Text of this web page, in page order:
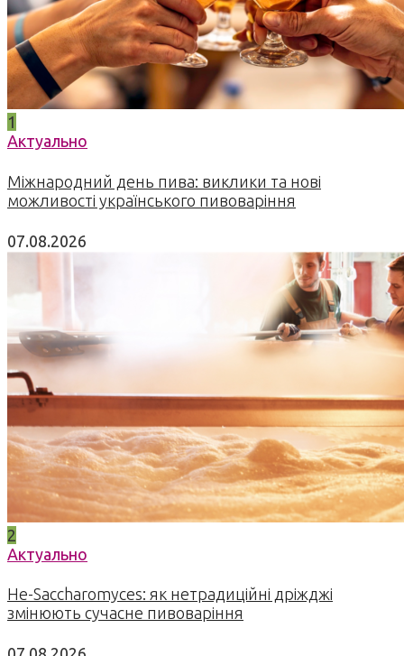
1
Актуально
Міжнародний день пива: виклики та нові
можливості українського пивоваріння
07.08.2026
2
Актуально
Не-Saccharomyces: як нетрадиційні дріжджі
змінюють сучасне пивоваріння